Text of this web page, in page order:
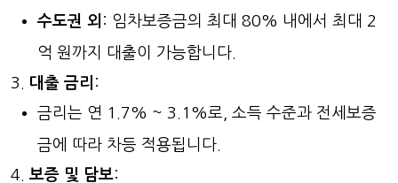
수도권 외 : 임차보증금의 최대 80% 내에서 최대 2
억 원까지 대출이 가능합니다.
대출 금리 :
금리는 연 1.7% ~ 3.1%로, 소득 수준과 전세보증
금에 따라 차등 적용됩니다.
보증 및 담보: